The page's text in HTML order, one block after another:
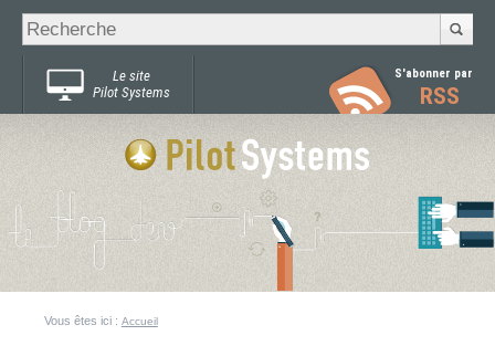
Chercher par
Recherche
avancée…
Le site
Pilot Systems
S'abonner par
RSS
Vous êtes ici : Accueil